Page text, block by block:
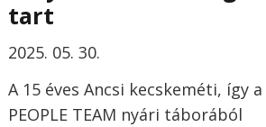
tart
2025. 05. 30.
A 15 éves Ancsi kecskeméti, így a
PEOPLE TEAM nyári táborából